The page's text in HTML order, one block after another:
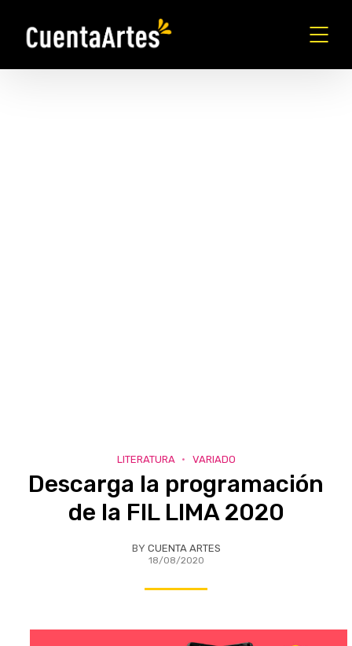
LITERATURA VARIADO
Descarga la programación
de la FIL LIMA 2020
BY CUENTA ARTES
18/08/2020